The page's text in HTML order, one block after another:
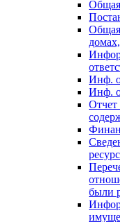
Инф.
Инф.
Отчет
были